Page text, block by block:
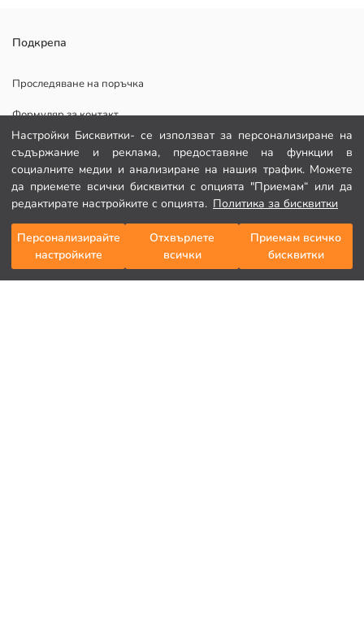
Настройки Бисквитки- се използват за персонализиране на
съдържание и реклама, предоставяне на функции в
социалните медии и анализиране на нашия трафик. Можете
да приемете всички бисквитки с опцията "Приемам“ или да
редактирате настройките с опцията. Политика за бисквитки
Персонализирайте
настройките
Отхвърлете
всички
Приемам всичко
бисквитки
Добави в кошницата
Предлага се като опция от 2 броя Осигурява комфорт и дишане с
памучната си еластична материя Идеален избор за бельо,
Основен Плат Optic White:
Държава на произход:
Продавач:
Марка:
Пол:
Подходящ:
Плат:
Съдържание на пакета:
Дебелина:
Подкрепа
Проследяване на поръчка
Формуляр за контакт
082 299 644
ПОМОЩ
Често задавани въпроси
Връщане
Последвай ни